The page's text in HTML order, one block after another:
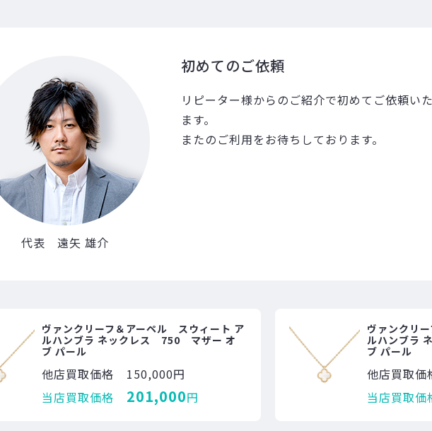
代表 遠矢 雄介
初めてのご依頼
リピーター様からのご紹介で初めてご依頼い
ます。
またのご利用をお待ちしております。
ヴァンクリーフ＆アーペル スウィート ア
ルハンブラ ネックレス 750 マザー オ
ブ パール
他店買取価格
150,000円
当店買取価格
201,000円
ヴァンクリ
ルハンブラ
ブ パール
他店買取価
当店買取価